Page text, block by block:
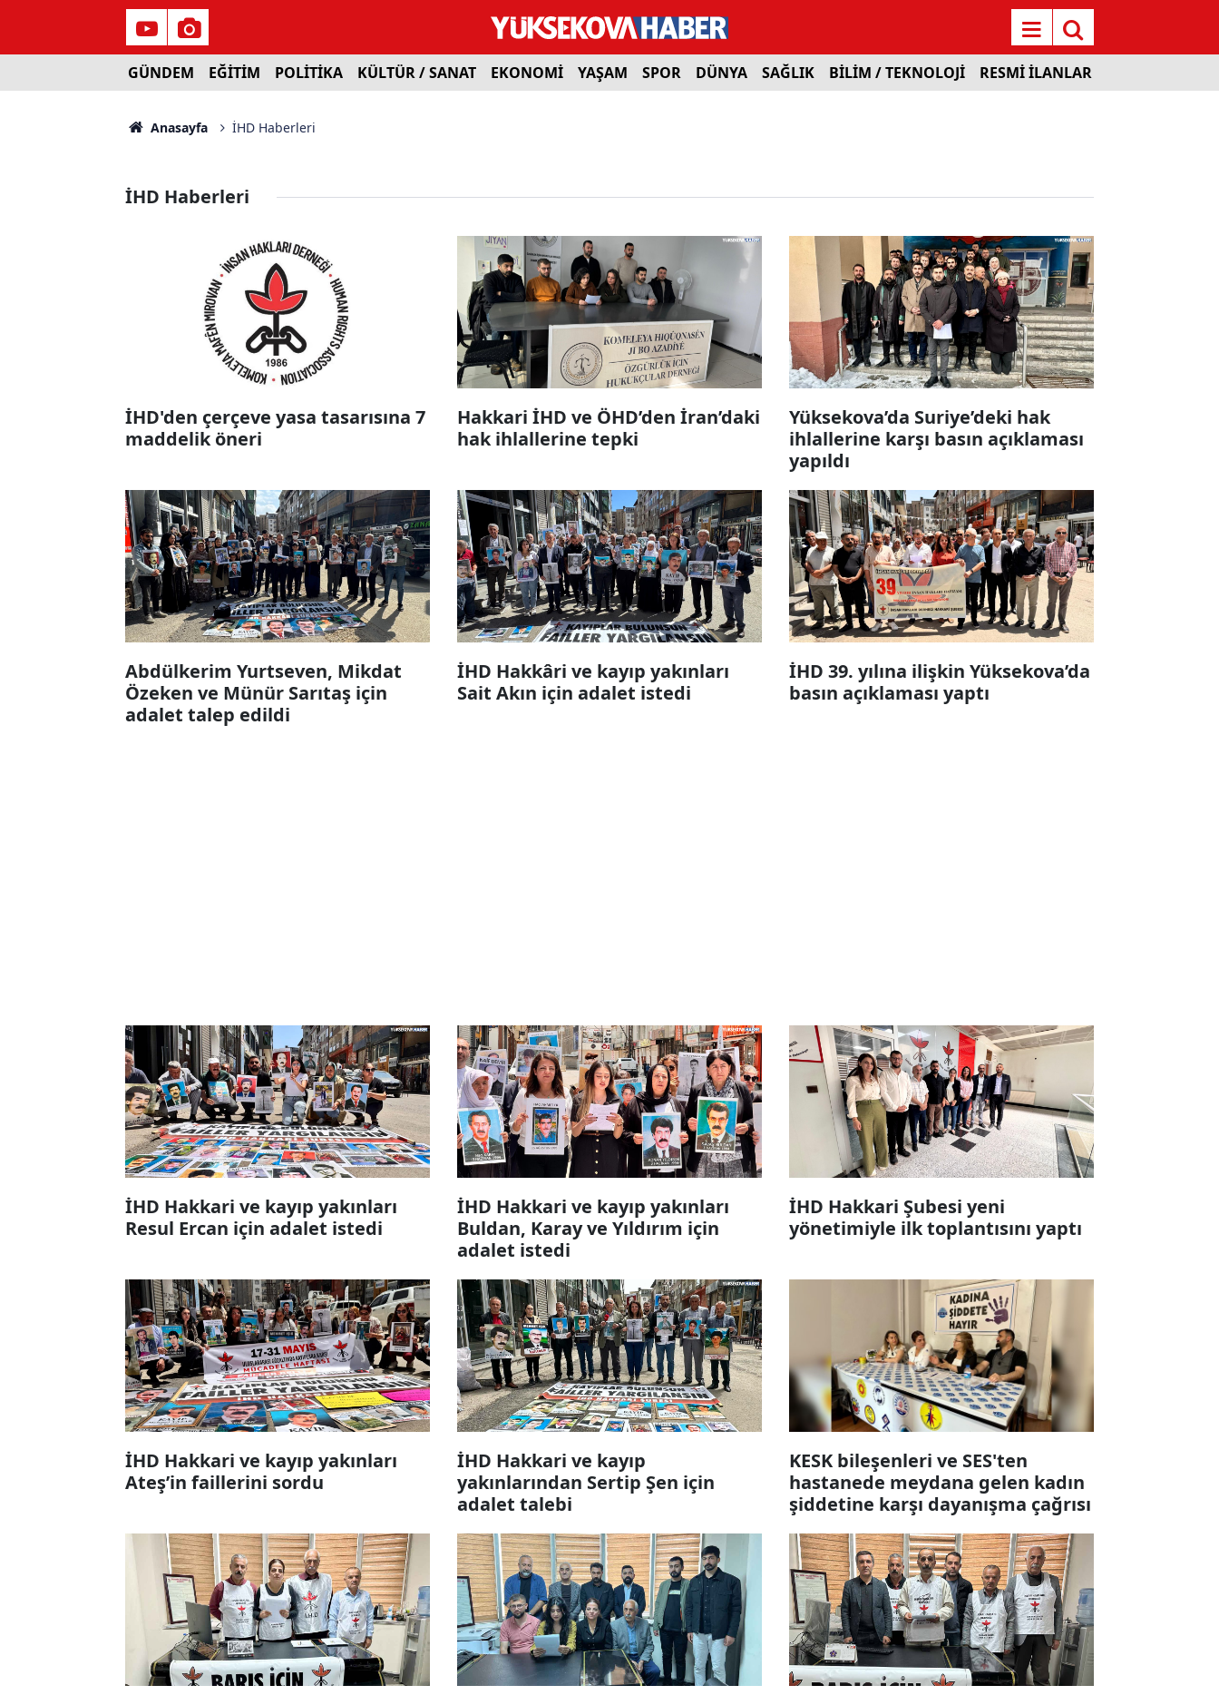
GÜNDEM EĞİTİM POLİTİKA KÜLTÜR / SANAT EKONOMİ YAŞAM SPOR DÜNYA SAĞLIK BİLİM / TEKNOLOJİ RESMİ İLANLAR
Anasayfa İHD Haberleri
İHD Haberleri
İHD'den çerçeve yasa tasarısına 7
maddelik öneri
Hakkari İHD ve ÖHD’den İran’daki
hak ihlallerine tepki
Yüksekova’da Suriye’deki hak
ihlallerine karşı basın açıklaması
yapıldı
Abdülkerim Yurtseven, Mikdat
Özeken ve Münür Sarıtaş için
adalet talep edildi
İHD Hakkâri ve kayıp yakınları
Sait Akın için adalet istedi
İHD 39. yılına ilişkin Yüksekova’da
basın açıklaması yaptı
İHD Hakkari ve kayıp yakınları
Resul Ercan için adalet istedi
İHD Hakkari ve kayıp yakınları
Buldan, Karay ve Yıldırım için
adalet istedi
İHD Hakkari Şubesi yeni
yönetimiyle ilk toplantısını yaptı
İHD Hakkari ve kayıp yakınları
Ateş’in faillerini sordu
İHD Hakkari ve kayıp
yakınlarından Sertip Şen için
adalet talebi
KESK bileşenleri ve SES'ten
hastanede meydana gelen kadın
şiddetine karşı dayanışma çağrısı